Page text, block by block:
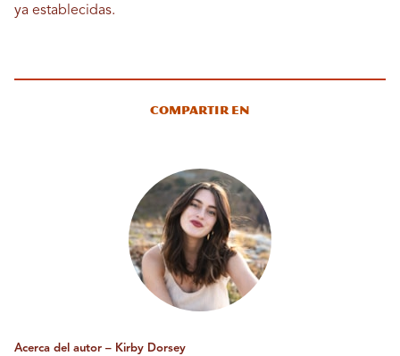
ya establecidas.
Compartir en
Acerca del autor – Kirby Dorsey